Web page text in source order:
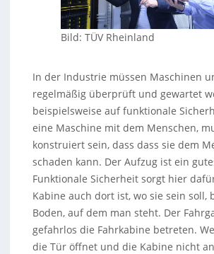
Bild: TÜV Rheinland
In der Industrie müssen Maschinen
regelmäßig überprüft und gewartet
beispielsweise auf funktionale
eine Maschine mit dem Menschen,
konstruiert sein, dass dass sie dem
schaden kann. Der Aufzug ist ein
Funktionale Sicherheit sorgt hier
Kabine auch dort ist, wo sie sein soll,
Boden, auf dem man steht. Der
gefahrlos die Fahrkabine betreten.
die Tür öffnet und die Kabine nicht